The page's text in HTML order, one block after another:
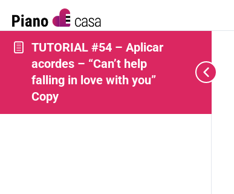
TUTORIAL #54 – Aplicar
acordes – “Can’t help
falling in love with you”
Copy